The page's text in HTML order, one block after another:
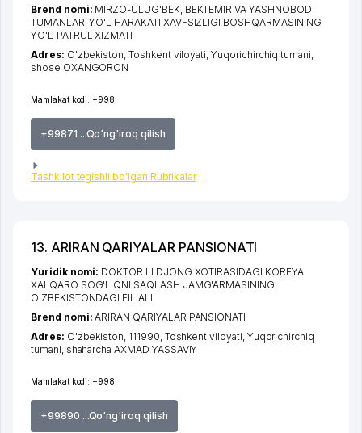
Mamlakat kodi: +998
+99871 ...Qo'ng'iroq qilish
Tashkilot tegishli bo'lgan Rubrikalar
Brend nomi: MIRZO-ULUG'BEK, BEKTEMIR VA YASHNOBOD
TUMANLARI YO'L HARAKATI XAVFSIZLIGI BOSHQARMASINING
YO'L-PATRUL XIZMATI
Adres: O'zbekiston,Toshkent viloyati,Yuqorichirchiq tumani,
shose OXANGORON
13. ARIRAN QARIYALAR PANSIONATI
Mamlakat kodi: +998
+99890 ...Qo'ng'iroq qilish
Yuridik nomi: DOKTOR LI DJONG XOTIRASIDAGI KOREYA
XALQARO SOG'LIQNI SAQLASH JAMG'ARMASINING
O'ZBEKISTONDAGI FILIALI
Brend nomi:ARIRAN QARIYALAR PANSIONATI
Adres: O'zbekiston, 111990, Toshkent viloyati Yuqorichirchiq
tumani shaharcha AXMAD YASSAVIY